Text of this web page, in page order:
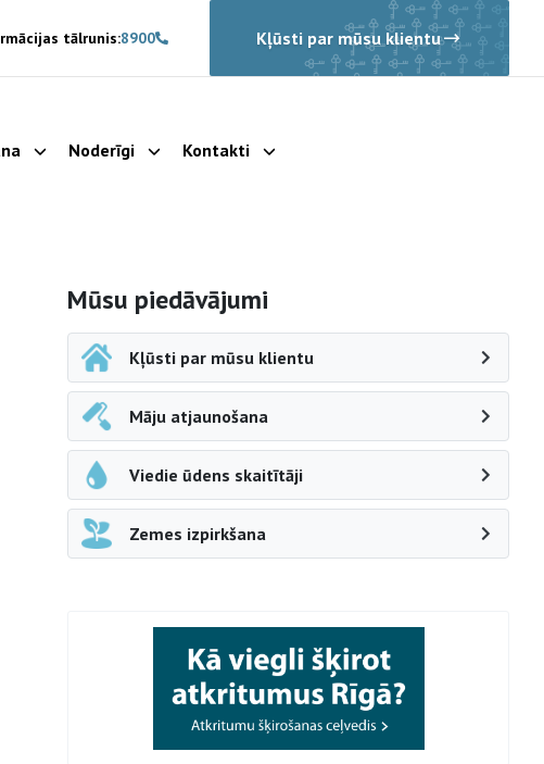
tālrunis:8900 Kļūsti par mūsu klientu
Parādīt apakšizvēlni
Noderīgi Parādīt apakšizvēlni
Kontakti Parādīt apakšizvēlni
Sāna navigācija
Mūsu piedāvājumi
Kļūsti par mūsu klientu
Māju atjaunošana
Viedie ūdens skaitītāji
Zemes izpirkšana